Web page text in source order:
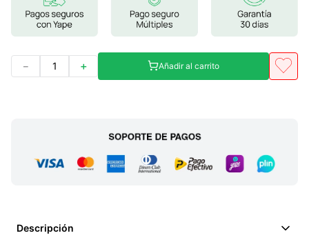
9.
stevia
＋
－ Añadir al carrito
Descripción